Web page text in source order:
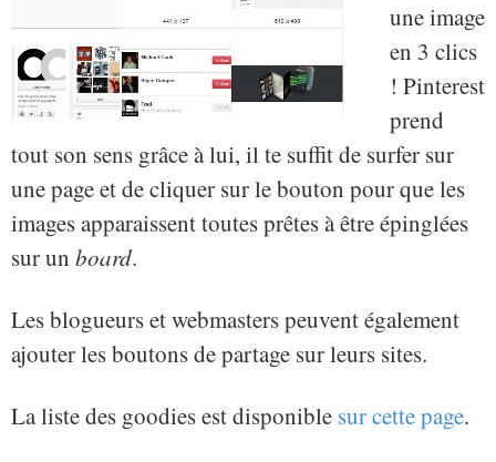
une image
en 3 clics
! Pinterest
prend
tout son sens grâce à lui, il te suffit de surfer sur
une page et de cliquer sur le bouton pour que les
images apparaissent toutes prêtes à être épinglées
sur un board.
Les blogueurs et webmasters peuvent également
ajouter les boutons de partage sur leurs sites.
La liste des goodies est disponible sur cette page.